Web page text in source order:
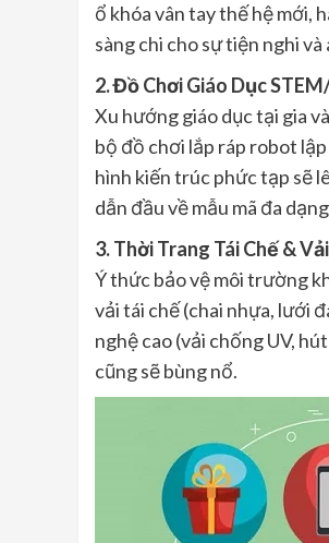
ổ khóa vân tay thế hệ mới,
sàng chi cho sự tiện nghi và
2. Đồ Chơi Giáo Dục
Xu hướng giáo dục tại gia
bộ đồ chơi lắp ráp robot
hình kiến trúc phức tạp sẽ
dẫn đầu về mẫu mã đa
3. Thời Trang Tái Chế &
Ý thức bảo vệ môi trường
vải tái chế (chai nhựa, lưới
nghệ cao (vải chống UV,
cũng sẽ bùng nổ.